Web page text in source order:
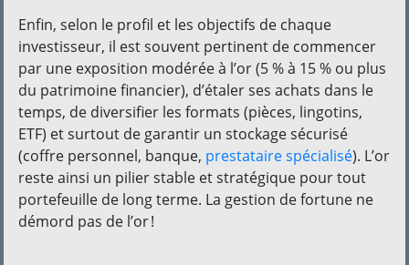
Enfin, selon le profil et les objectifs de chaque
investisseur, il est souvent pertinent de commencer
par une exposition modérée à l’or (5 % à 15 % ou plus
du patrimoine financier), d’étaler ses achats dans le
temps, de diversifier les formats (pièces, lingotins,
ETF) et surtout de garantir un stockage sécurisé
(coffre personnel, banque, prestataire spécialisé). L’or
reste ainsi un pilier stable et stratégique pour tout
portefeuille de long terme. La gestion de fortune ne
démord pas de l’or !